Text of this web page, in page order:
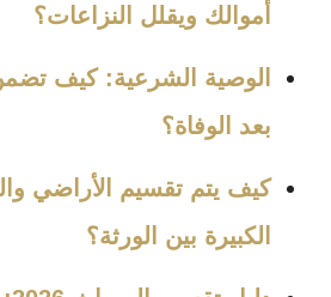
أموالك ويقلل النزاعات؟
الوصية الشرعية: كيف
بعد الوفاة؟
كيف يتم تقسيم الأراضي
الكبيرة بين الورثة؟